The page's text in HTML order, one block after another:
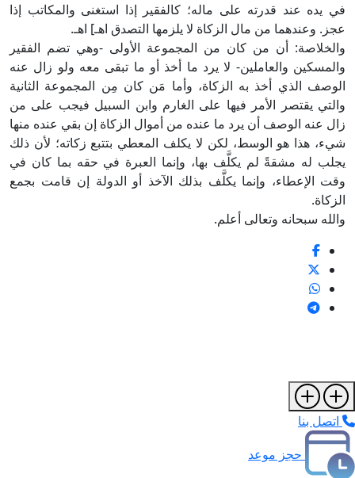
في يده عند قدرته على ماله؛ كالفقير إذا استغنى والمكاتب إذا
عجز. وعندهما من مال الزكاة لا يلزمها التصدق اهـ] اهـ.
والخلاصة: أن من كان من المجموعة الأولى -وهي تضم الفقير
والمسكين والعاملين- لا يرد ما أخذ أو ما تبقى معه ولو زال عنه
الوصف الذي أخذ به الزكاة، وأما مَن كان مِن المجموعة الثانية
والتي يقتصر الأمر فيها على الغارم وابن السبيل فيجب على من
زال عنه الوصف أن يرد ما عنده من أموال الزكاة إن بقي عنده منها
شيء، هذا هو الوسط، لكن لا يكلف المعطي بتتبع زكاته؛ لأن ذلك
يجلب له مشقةً لم يكلَّف بها، وإنما العبرة في حقه بما كان في
وقت الإعطاء، وإنما يكلَّف بذلك الآخذ أو الدولة إن قامت بجمع
الزكاة.
والله سبحانه وتعالى أعلم.
اتصل بنا
حجز موعد